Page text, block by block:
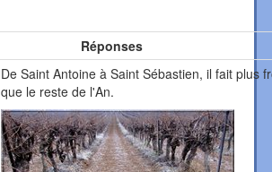
Réponses
De Saint Antoine à Saint Sébastien, il fait plus
que le reste de l'An.